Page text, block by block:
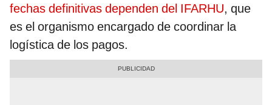
fechas definitivas dependen del IFARHU, que
es el organismo encargado de coordinar la
logística de los pagos.